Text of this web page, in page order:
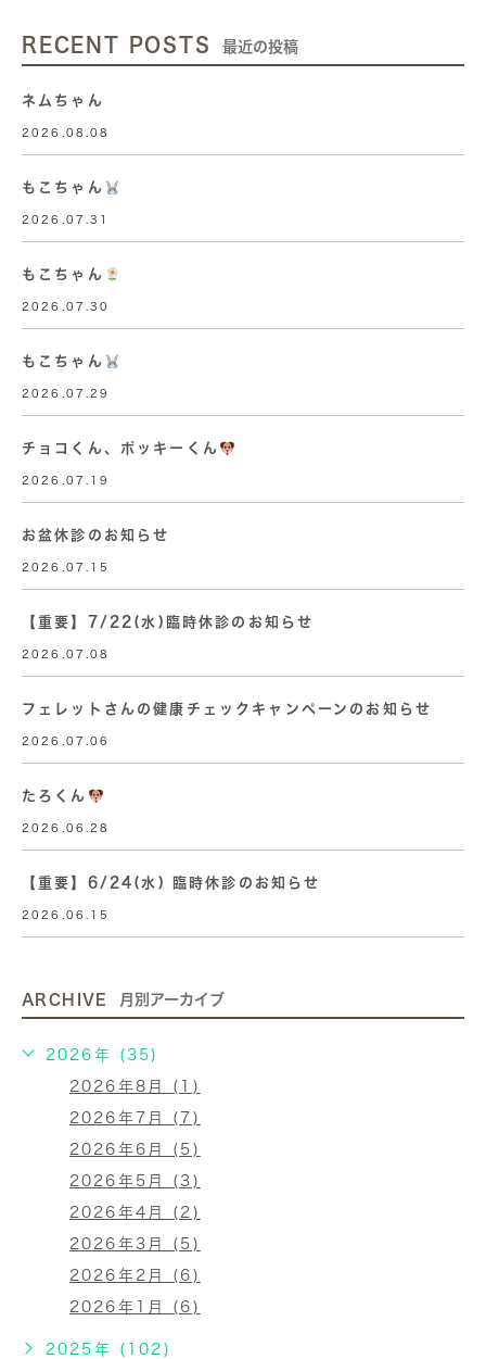
RECENT POSTS 最近の投稿
ネムちゃん
2026.08.08
もこちゃん
2026.07.31
もこちゃん
2026.07.30
もこちゃん
2026.07.29
チョコくん、ポッキーくん
2026.07.19
お盆休診のお知らせ
2026.07.15
【重要】7/22(水)臨時休診のお知らせ
2026.07.08
フェレットさんの健康チェックキャンペーンのお知らせ
2026.07.06
たろくん
2026.06.28
【重要】6/24(水) 臨時休診のお知らせ
2026.06.15
ARCHIVE 月別アーカイブ
2026年 (35)
2026年8月 (1)
2026年7月 (7)
2026年6月 (5)
2026年5月 (3)
2026年4月 (2)
2026年3月 (5)
2026年2月 (6)
2026年1月 (6)
2025年 (102)